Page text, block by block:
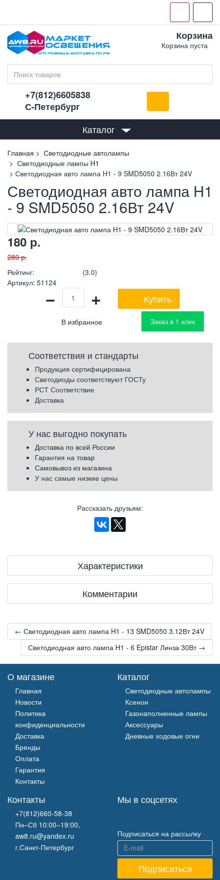
Корзина
Корзина пуста
+7(812)6605838
С-Петербург
Каталог
Главная
Светодиодные автолампы
Светодиодные лампы H1
Светодиодная авто лампа H1 - 9 SMD5050 2.16Вт 24V
Светодиодная авто лампа H1
- 9 SMD5050 2.16Вт 24V
180 р.
280р.
Рейтинг:
(3.0)
Артикул: 51124
− + Купить
Заказ в 1 клик
Соответствия и стандарты
Продукция сертифицирована
Светодиоды соответствуют ГОСТу
РСТ Соответствие
Доставка
У нас выгодно покупать
Доставка по всей России
Гарантия на товар
Самовывоз из магазина
У нас самые низкие цены
Рассказать друзьям:
Характеристики
Комментарии
← Светодиодная авто лампа H1 - 13 SMD5050 3.12Вт 24V
Светодиодная авто лампа H1 - 6 Epistar Линза 30Вт →
О магазине
Главная
Новости
Политика
конфиденциальности
Доставка
Бренды
Оплата
Гарантия
Контакты
Каталог
Светодиодные автолампы
Ксенон
Газонаполненные лампы
Аксессуары
Дневные ходовые огни
Контакты
+7(812)660-58-38
Пн–Сб 10:00–19:00,
aw8.ru@yandex.ru
г.Санкт-Петербург
Мы в соцсетях
Подписаться на рассылку